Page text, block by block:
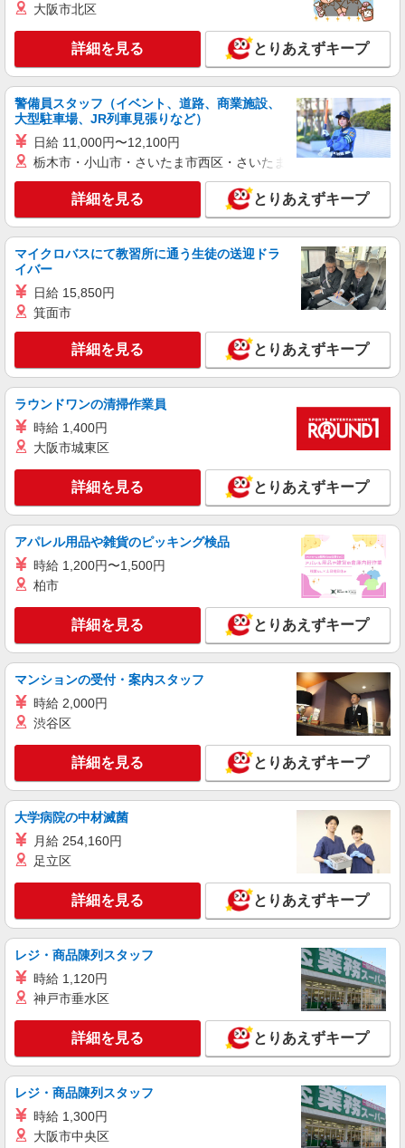
株式会社シエロ
携帯販売スタッフ【softbank】
時給1400円〜1450円（経験・能力による） ※
残業代支給 ★交通費別途支給（規定あり） ゜
+゜・。○。・゜+゜・。○。・゜+゜ 入社祝い金10
万円支給(規定有) お友達を紹介頂くと, インセンテ
ィブ支給(規定有) ★月2回払い・週払い可能（規程
有）★ ゜・。○。・゜+゜・。○。・゜+゜
広島県広島市中区の家電量販店
キープ 詳細を見る
紹介予定派遣
株式会社シエロ
【楽天モバイル】の携帯販売スタッフ
時給1650円〜1850円（経験・能力による） ※
残業代支給 ★交通費別途支給（規定あり） ゜
+゜・。○。・゜+゜・。○。・゜+゜ 入社祝い金10
万円支給(規定有) お友達を紹介頂くと, インセンテ
ィブ支給(規定有) ★月2回払い・週払い可能（規程
有）★ ゜・。○。・゜+゜・。○。・゜+゜
キープ 詳細を見る
派遣社員
株式会社シエロ
る） ※研修期間6か月・時給1500円〜 ※残業代支
給 ★交通費別途支給（規定あり） ゜+゜・。
○。・゜+゜・。○。・゜+゜ 入社祝い金10万円支
給(規定有) お友達を紹介頂くと, インセンティブ支
給(規定有) ゜・。○。・゜+゜・。○。・゜+゜
広島県広島市中区の家電量販店
キープ 詳細を見る
紹介予定派遣
携帯販売スタッフ【au】
月給259200円〜300000円（経験・能力によ
る） ※研修期間6か月・時給1500円〜 ※残業代支
給 ★交通費別途支給（規定あり） ゜+゜・。
○。・゜+゜・。○。・゜+゜ 入社祝い金10万円支
給(規定有) ゜・。○。・゜+゜・。○。・゜+゜
広島県広島市中区の家電量販店
詳細を見る
株式会社シエロ
【au】の携帯販売スタッフ
月給244800円〜 ・別途資格手当 ・インセンテ
ィブ ・チーフ手当 ・交通費支給 ・残業手当別途
ンセンティブ支給(規定有) ゜・。○。・゜+゜・。
○。・゜+゜
キープ 詳細を見る
紹介予定派遣
月給259200円〜300000円（経験・能力によ
る） ※研修期間6か月・時給1500円〜 ※残業代支
給 ★交通費別途支給（規定あり） ゜+゜・。
○。・゜+゜・。○。・゜+゜ 入社祝い金10万円支
給(規定有) お友達を紹介頂くと, インセンティブ支
給(規定有) ゜・。○。・゜+゜・。○。・゜+゜
広島県広島市中区の家電量販店
キープ 詳細を見る
大阪市北区
詳細を見る とりあえずキープ
警備員スタッフ（イベント、道路、商業施設、
大型駐車場、JR列車見張りなど）
日給 11,000円〜12,100円
栃木市・小山市・さいたま市西区・さいたま市岩槻区・久喜市・
詳細を見る とりあえずキープ
マイクロバスにて教習所に通う生徒の送迎ドラ
イバー
日給 15,850円
箕面市
詳細を見る とりあえずキープ
ラウンドワンの清掃作業員
時給 1,400円
大阪市城東区
詳細を見る とりあえずキープ
アパレル用品や雑貨のピッキング検品
時給 1,200円〜1,500円
柏市
詳細を見る とりあえずキープ
マンションの受付・案内スタッフ
時給 2,000円
渋谷区
詳細を見る とりあえずキープ
大学病院の中材滅菌
月給 254,160円
足立区
詳細を見る とりあえずキープ
レジ・商品陳列スタッフ
時給 1,120円
神戸市垂水区
詳細を見る とりあえずキープ
レジ・商品陳列スタッフ
時給 1,300円
大阪市中央区